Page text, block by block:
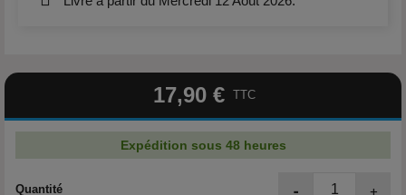
17,90 € TTC
Expédition sous 48 heures
Quantité - +